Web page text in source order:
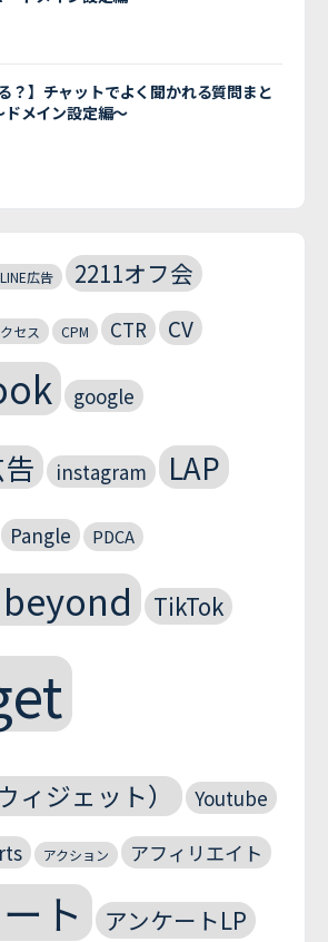
？】チャットでよく聞かれる質問まと
メイン設定編〜
広告 2211オフ会
セス CPM CTR CV
google
instagram LAP
Pangle PDCA
TikTok
ジェット）
Youtube
アクション アフィリエイト
ト アンケートLP